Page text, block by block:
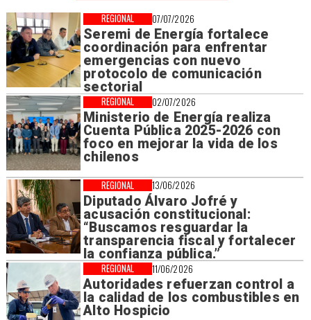
07/07/2026
Seremi de Energía fortalece
coordinación para enfrentar
emergencias con nuevo
protocolo de comunicación
sectorial
REGIONAL
02/07/2026
Ministerio de Energía realiza
Cuenta Pública 2025-2026 con
foco en mejorar la vida de los
chilenos
REGIONAL
13/06/2026
Diputado Álvaro Jofré y
acusación constitucional:
“Buscamos resguardar la
transparencia fiscal y fortalecer
la confianza pública.”
REGIONAL
11/06/2026
Autoridades refuerzan control a
la calidad de los combustibles en
Alto Hospicio
REGIONAL